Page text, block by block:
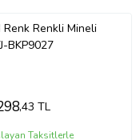
Renkli Mineli
BKP9027
,43 TL
Taksitlerle